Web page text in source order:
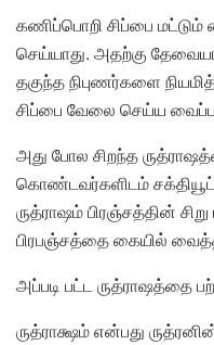
கணிப்பொறி சிப்பை
செய்யாது. அதற்கு
தகுந்த நிபுணர்களை
சிப்பை வேலை செய்ய
அது போல சிறந்த
கொண்டவர்களிடம்
ருத்ராஷம் பிரஞ்சத்தின்
பிரபஞ்சத்தை கையில்
அப்படி பட்ட ருத்ராஷத்தை
ருத்ராக்ஷம் என்பது